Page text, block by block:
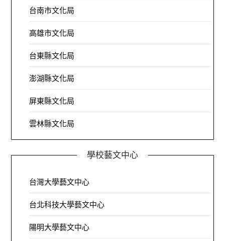
台南市文化局
高雄市文化局
台東縣文化局
澎湖縣文化局
屏東縣文化局
雲林縣文化局
學校藝文中心
台灣大學藝文中心
台北科技大學藝文中心
陽明大學藝文中心